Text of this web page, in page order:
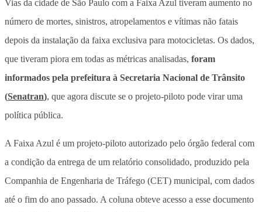
Vias da cidade de São Paulo com a Faixa Azul tiveram aumento no
número de mortes, sinistros, atropelamentos e vítimas não fatais
depois da instalação da faixa exclusiva para motocicletas. Os dados,
que tiveram piora em todas as métricas analisadas, foram
informados pela prefeitura à Secretaria Nacional de Trânsito
(Senatran), que agora discute se o projeto-piloto pode virar uma
política pública.
A Faixa Azul é um projeto-piloto autorizado pelo órgão federal com
a condição da entrega de um relatório consolidado, produzido pela
Companhia de Engenharia de Tráfego (CET) municipal, com dados
até o fim do ano passado. A coluna obteve acesso a esse documento